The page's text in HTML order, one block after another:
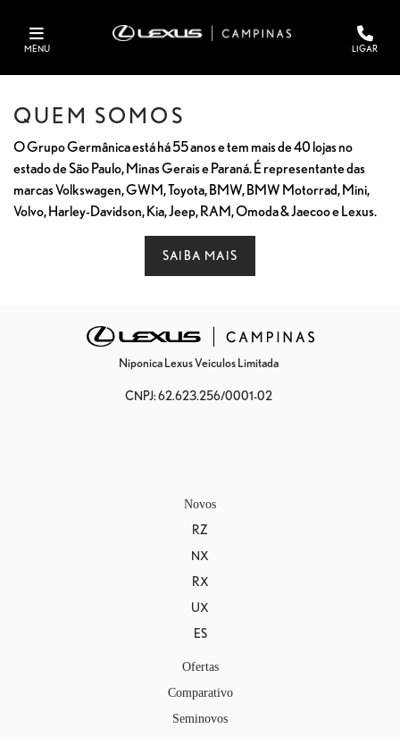
MENU LIGAR
QUEM SOMOS
O Grupo Germânica está há 55 anos e tem mais de 40 lojas no
estado de São Paulo, Minas Gerais e Paraná. É representante das
marcas Volkswagen, GWM, Toyota, BMW, BMW Motorrad, Mini,
Volvo, Harley-Davidson, Kia, Jeep, RAM, Omoda & Jaecoo e Lexus.
SAIBA MAIS
Niponica Lexus Veiculos Limitada
CNPJ: 62.623.256/0001-02
Novos
RZ
NX
RX
UX
ES
Ofertas
Comparativo
Seminovos